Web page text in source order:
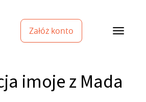
Załóż konto
imoje z Mada